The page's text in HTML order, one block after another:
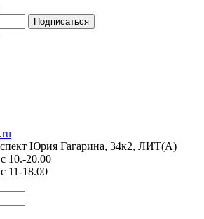
Юрия Гагарина, 34к2, ЛИТ(А)
10.-20.00
11-18.00